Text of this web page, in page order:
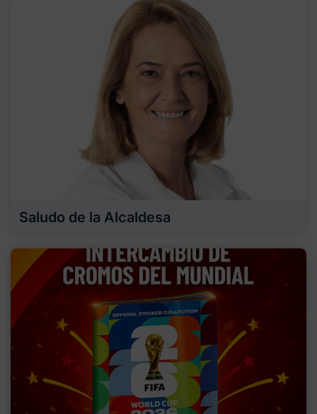
Saludo de la Alcaldesa